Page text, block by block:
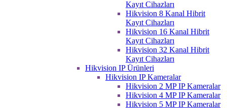
Kayıt Cihazları
Hikvision 8 Kanal Hibrit
Kayıt Cihazları
Hikvision 16 Kanal Hibrit
Kayıt Cihazları
Hikvision 32 Kanal Hibrit
Kayıt Cihazları
Hikvision IP Ürünleri
Hikvision IP Kameralar
Hikvision 2 MP IP Kameralar
Hikvision 4 MP IP Kameralar
Hikvision 5 MP IP Kameralar